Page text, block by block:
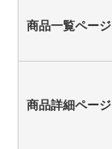
商品一覧ページ
商品詳細ページ